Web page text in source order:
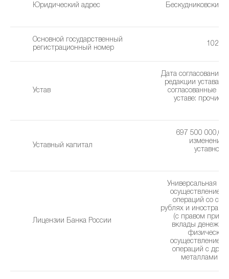
Юридический адрес
Бескудниковский
Основной государственный
регистрационный номер
Устав
Дата согласования
редакции устава:
cогласованные
уставe: прочие
Уставный капитал
697 500 000,00
изменения
уставного
Лицензии Банка России
Универсальная
осуществление
операций со
рублях и
(с правом
вклады
осуществление
операций с
металлами